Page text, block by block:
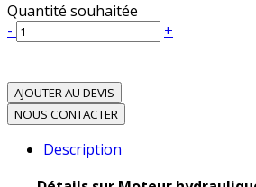
Quantité souhaitée
-
+
AJOUTER AU DEVIS
NOUS CONTACTER
Description